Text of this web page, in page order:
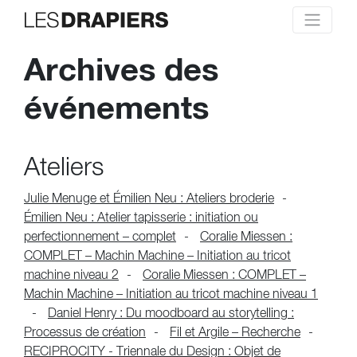
Archives des
événements
Ateliers
Julie Menuge et Émilien Neu : Ateliers broderie
Émilien Neu : Atelier tapisserie : initiation ou
perfectionnement – complet
Coralie Miessen :
COMPLET – Machin Machine – Initiation au tricot
machine niveau 2
Coralie Miessen : COMPLET –
Machin Machine – Initiation au tricot machine niveau 1
Daniel Henry : Du moodboard au storytelling :
Processus de création
Fil et Argile – Recherche
RECIPROCITY - Triennale du Design : Objet de